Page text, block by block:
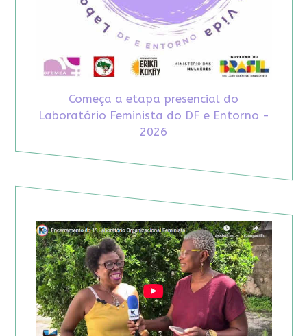
Começa a etapa presencial do
Laboratório Feminista do DF e Entorno -
2026